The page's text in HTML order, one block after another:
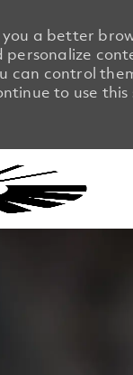
you a better
can control
to use this